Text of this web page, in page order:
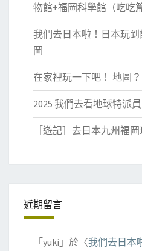
物館+福岡科學館（吃吃篇
我們去日本啦！日本玩
岡
在家裡玩一下吧！ 地圖？
2025 我們去看地球特派員
［遊記］去日本九州福
近期留言
「yuki 」於〈我們去日本